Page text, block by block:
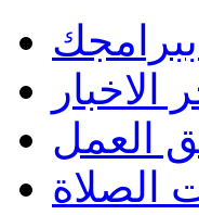
الاخبار
العمل
الصلاة